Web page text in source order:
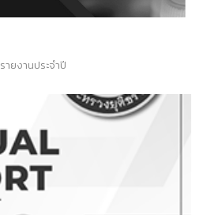
รายงานประจำปี